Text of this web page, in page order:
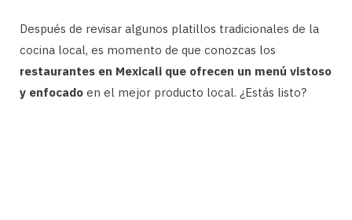
Después de revisar algunos platillos tradicionales de la
cocina local, es momento de que conozcas los
restaurantes en Mexicali que ofrecen un menú vistoso
y enfocado en el mejor producto local. ¿Estás listo?